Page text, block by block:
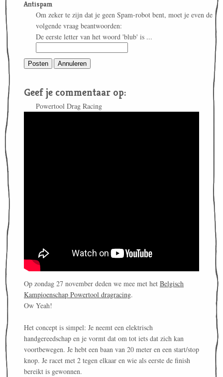
Antispam
Om zeker te zijn dat je geen Spam-robot bent, moet je even de
volgende vraag beantwoorden:
De eerste letter van het woord 'blub' is ...
Geef je commentaar op:
Powertool Drag Racing
Op zondag 27 november deden we mee met het Belgisch
Kampioenschap Powertool dragracing.
Ow Yeah!
Het concept is simpel: Je neemt een elektrisch
handgereedschap en je vormt dat om tot iets dat zich kan
voortbewegen. Je hebt een baan van 20 meter en een start/stop
knop. Je racet met 2 tegen elkaar en wie als eerste de finish
bereikt is gewonnen.